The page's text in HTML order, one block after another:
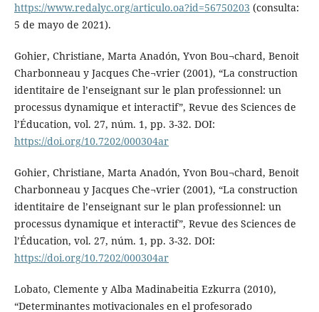
https://www.redalyc.org/articulo.oa?id=56750203 (consulta:
5 de mayo de 2021).
Gohier, Christiane, Marta Anadón, Yvon Bou¬chard, Benoit
Charbonneau y Jacques Che¬vrier (2001), “La construction
identitaire de l’enseignant sur le plan professionnel: un
processus dynamique et interactif”, Revue des Sciences de
l’Éducation, vol. 27, núm. 1, pp. 3-32. DOI:
https://doi.org/10.7202/000304ar
Gohier, Christiane, Marta Anadón, Yvon Bou¬chard, Benoit
Charbonneau y Jacques Che¬vrier (2001), “La construction
identitaire de l’enseignant sur le plan professionnel: un
processus dynamique et interactif”, Revue des Sciences de
l’Éducation, vol. 27, núm. 1, pp. 3-32. DOI:
https://doi.org/10.7202/000304ar
Lobato, Clemente y Alba Madinabeitia Ezkurra (2010),
“Determinantes motivacionales en el profesorado